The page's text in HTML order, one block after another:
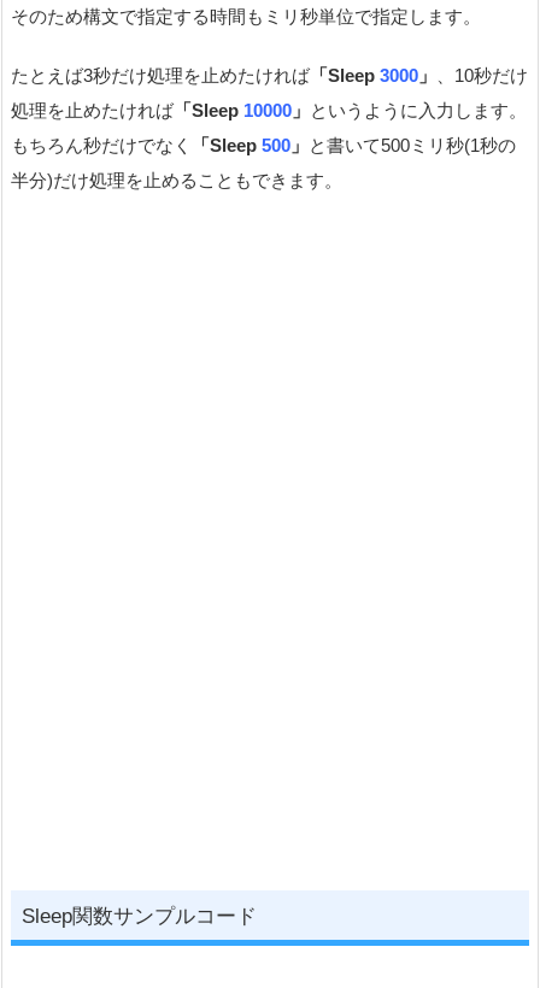
そのため構文で指定する時間もミリ秒単位で指定します。
たとえば3秒だけ処理を止めたければ「Sleep 3000 」
、10秒だけ
処理を止めたければ「Sleep 10000 」 というように入力します。
もちろん秒だけでなく
「Sleep 500 」 と書いて500ミリ秒(1秒の
半分)だけ処理を止めることもできます。
Sleep関数サンプルコード